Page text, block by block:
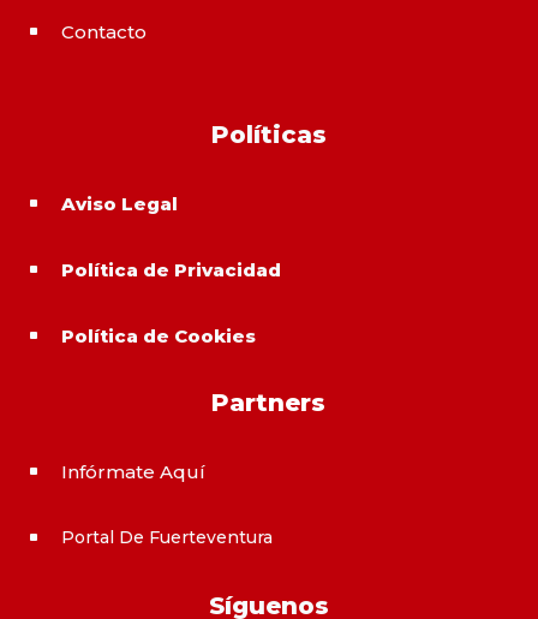
^ Contacto
Políticas
^ Aviso Legal
^ Política de Privacidad
^ Política de Cookies
Partners
^ Infórmate Aquí
^ Portal De Fuerteventura
Síguenos